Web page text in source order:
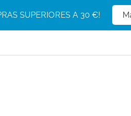
SUPERIORES A 30 €!